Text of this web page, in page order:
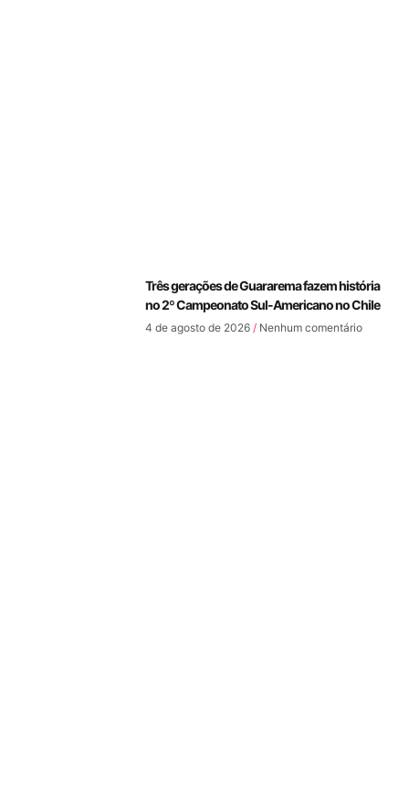
Três gerações de Guararema fazem história
no 2º Campeonato Sul-Americano no Chile
4 de agosto de 2026 Nenhum comentário